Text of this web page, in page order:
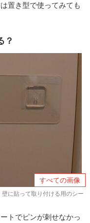
置き型で使ってみても
？
すべての画像
に貼って取り付ける用のシー
トでピンが刺せなかっ